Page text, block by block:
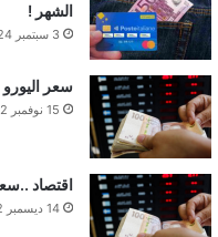
الشهر !
3 سبتمبر 2024
سعر اليورو
15 نوفمبر 2022
اقتصاد ..سعر
14 ديسمبر 2022